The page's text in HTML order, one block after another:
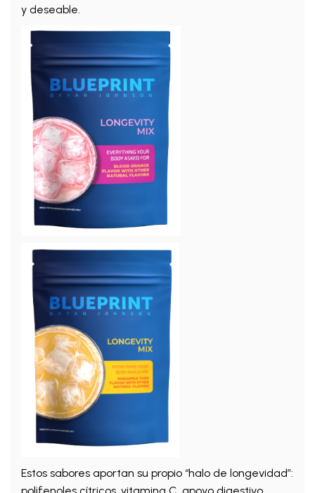
y deseable.
Estos sabores aportan su propio “halo de longevidad”:
polifenoles cítricos, vitamina C, apoyo digestivo.